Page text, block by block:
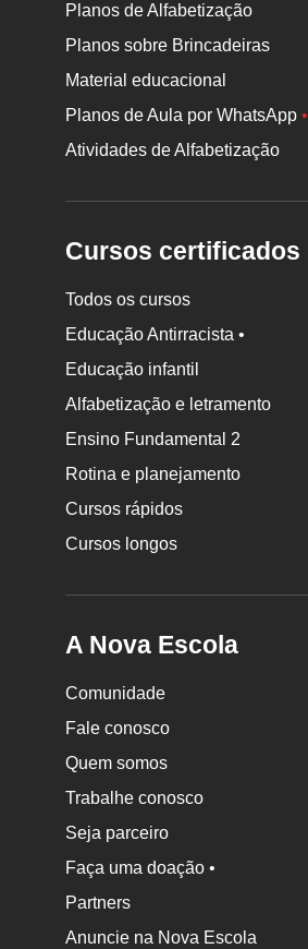
Planos de Alfabetização
Planos sobre Brincadeiras
Material educacional
Planos de Aula por WhatsApp•
Atividades de Alfabetização
Cursos certificados
Todos os cursos
Educação Antirracista •
Educação infantil
Alfabetização e letramento
Ensino Fundamental 2
Rotina e planejamento
Cursos rápidos
Cursos longos
A Nova Escola
Comunidade
Fale conosco
Quem somos
Trabalhe conosco
Seja parceiro
Faça uma doação •
Partners
Anuncie na Nova Escola